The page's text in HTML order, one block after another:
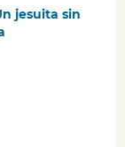
jesuita sin